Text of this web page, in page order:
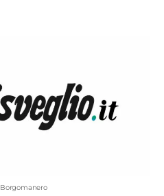
Borgomanero